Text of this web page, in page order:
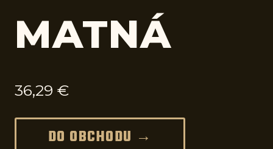
MATNÁ
36,29 €
DO OBCHODU →